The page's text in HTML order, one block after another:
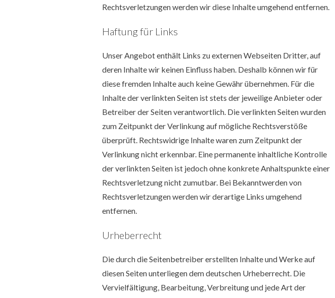
Rechtsverletzungen werden wir diese Inhalte umgehend entfernen.
Haftung für Links
Unser Angebot enthält Links zu externen Webseiten Dritter, auf
deren Inhalte wir keinen Einfluss haben. Deshalb können wir für
diese fremden Inhalte auch keine Gewähr übernehmen. Für die
Inhalte der verlinkten Seiten ist stets der jeweilige Anbieter oder
Betreiber der Seiten verantwortlich. Die verlinkten Seiten wurden
zum Zeitpunkt der Verlinkung auf mögliche Rechtsverstöße
überprüft. Rechtswidrige Inhalte waren zum Zeitpunkt der
Verlinkung nicht erkennbar. Eine permanente inhaltliche Kontrolle
der verlinkten Seiten ist jedoch ohne konkrete Anhaltspunkte einer
Rechtsverletzung nicht zumutbar. Bei Bekanntwerden von
Rechtsverletzungen werden wir derartige Links umgehend
entfernen.
Urheberrecht
Die durch die Seitenbetreiber erstellten Inhalte und Werke auf
diesen Seiten unterliegen dem deutschen Urheberrecht. Die
Vervielfältigung, Bearbeitung, Verbreitung und jede Art der